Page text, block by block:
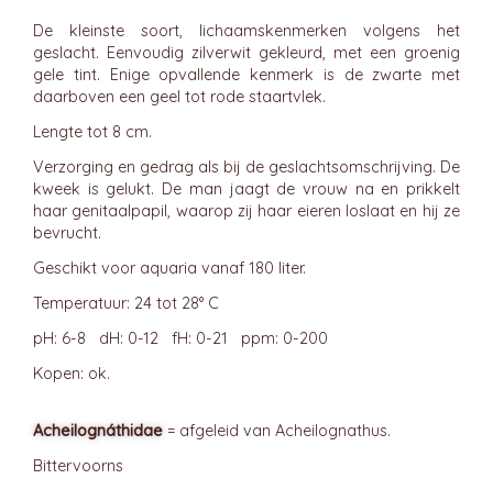
De kleinste soort, lichaamskenmerken volgens het
geslacht. Eenvoudig zilverwit gekleurd, met een groenig
gele tint. Enige opvallende kenmerk is de zwarte met
daarboven een geel tot rode staartvlek.
Lengte tot 8 cm.
Verzorging en gedrag als bij de geslachtsomschrijving. De
kweek is gelukt. De man jaagt de vrouw na en prikkelt
haar genitaalpapil, waarop zij haar eieren loslaat en hij ze
bevrucht.
Geschikt voor aquaria vanaf 180 liter.
Temperatuur: 24 tot 28° C
pH: 6-8 dH: 0-12 fH: 0-21 ppm: 0-200
Kopen: ok.
Acheilognáthidae = afgeleid van Acheilognathus.
Bittervoorns